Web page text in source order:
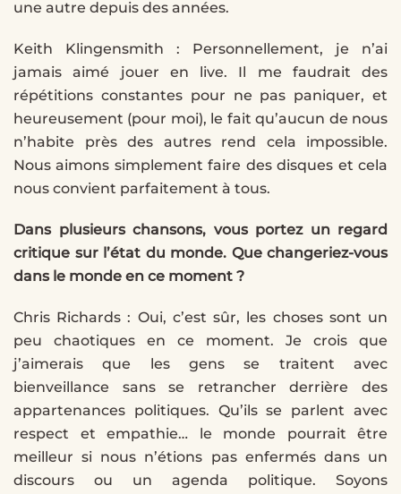
une autre depuis des années.
Keith Klingensmith : Personnellement, je n’ai
jamais aimé jouer en live. Il me faudrait des
répétitions constantes pour ne pas paniquer, et
heureusement (pour moi), le fait qu’aucun de nous
n’habite près des autres rend cela impossible.
Nous aimons simplement faire des disques et cela
nous convient parfaitement à tous.
Dans plusieurs chansons, vous portez un regard
critique sur l’état du monde. Que changeriez-vous
dans le monde en ce moment ?
Chris Richards : Oui, c’est sûr, les choses sont un
peu chaotiques en ce moment. Je crois que
j’aimerais que les gens se traitent avec
bienveillance sans se retrancher derrière des
appartenances politiques. Qu’ils se parlent avec
respect et empathie… le monde pourrait être
meilleur si nous n’étions pas enfermés dans un
discours ou un agenda politique. Soyons